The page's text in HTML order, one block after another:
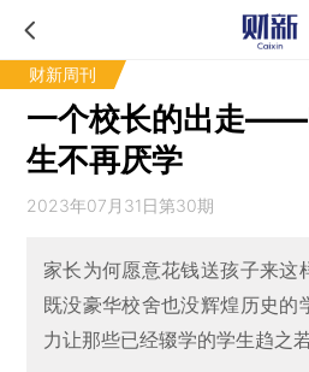
财新周刊
一个校长的出走
生不再厌学
2023年07月31日第30期
家长为何愿意花钱送孩子来这
既没豪华校舍也没辉煌历史的
力让那些已经辍学的学生趋之